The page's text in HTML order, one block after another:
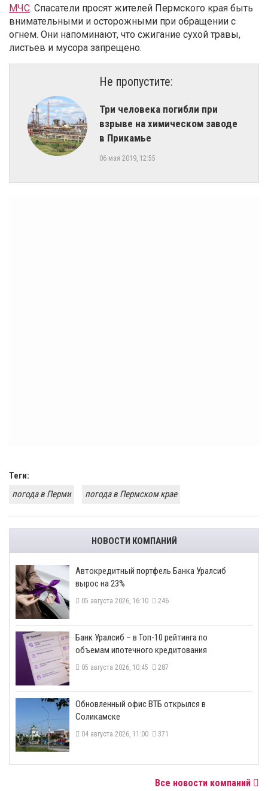
МЧС. Спасатели просят жителей Пермского края быть
внимательными и осторожными при обращении с
огнем. Они напоминают, что сжигание сухой травы,
листьев и мусора запрещено.
Не пропустите:
Три человека погибли при
взрыве на химическом заводе
в Прикамье
06 мая 2019, 12:55
Теги:
погода в Перми
погода в Пермском крае
НОВОСТИ КОМПАНИЙ
​Автокредитный портфель Банка Уралсиб
вырос на 23%
05 августа 2026, 16:10 246
​Банк Уралсиб – в Топ-10 рейтинга по
объемам ипотечного кредитования
05 августа 2026, 10:45 287
​Обновленный офис ВТБ открылся в
Соликамске
04 августа 2026, 11:00 371
Все новости компаний